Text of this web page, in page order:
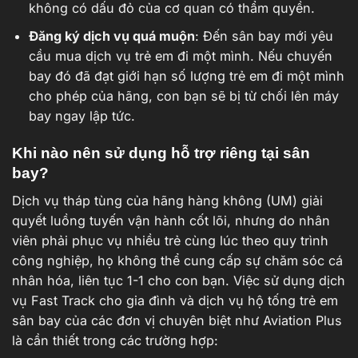
không có dấu đỏ của cơ quan có thẩm quyền.
Đăng ký dịch vụ quá muộn: Đến sân bay mới yêu
cầu mua dịch vụ trẻ em đi một mình. Nếu chuyến
bay đó đã đạt giới hạn số lượng trẻ em đi một mình
cho phép của hãng, con bạn sẽ bị từ chối lên máy
bay ngay lập tức.
Khi nào nên sử dụng hỗ trợ riêng tại sân
bay?
Dịch vụ tháp tùng của hãng hàng không (UM) giải
quyết luồng tuyến vận hành cốt lõi, nhưng do nhân
viên phải phục vụ nhiều trẻ cùng lúc theo quy trình
công nghiệp, họ không thể cung cấp sự chăm sóc cá
nhân hóa, liên tục 1-1 cho con bạn. Việc sử dụng dịch
vụ Fast Track cho gia đình và dịch vụ hộ tống trẻ em
sân bay của các đơn vị chuyên biệt như Aviation Plus
là cần thiết trong các trường hợp: